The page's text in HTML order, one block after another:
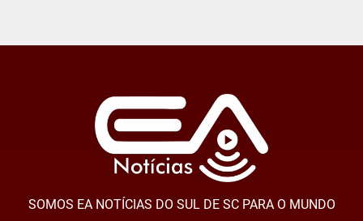
SOMOS EA NOTÍCIAS DO SUL DE SC PARA O MUNDO